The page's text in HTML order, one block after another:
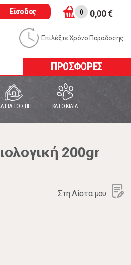
Είσοδος 0 0,00 €
Επιλέξτε Χρόνο Παράδοσης
ΠΡΟΣΦΟΡΕΣ
ΓΙΑ ΤΟ ΣΠΙΤΙ ΚΑΤΟΙΚΙΔΙΑ
200gr
Στη Λίστα μου